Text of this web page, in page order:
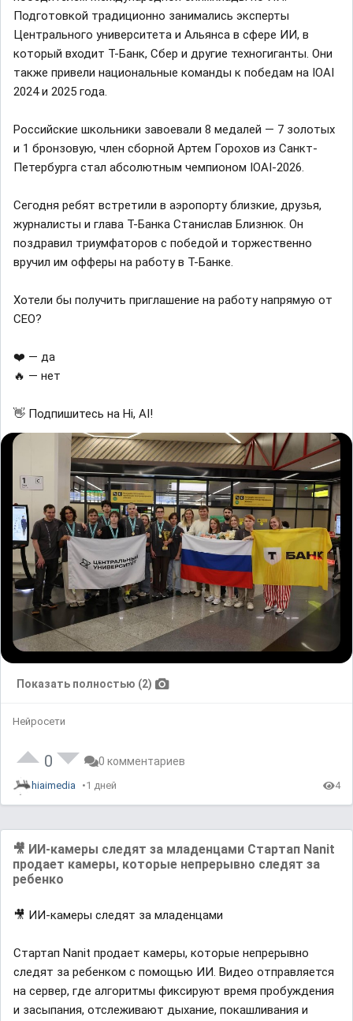
Подготовкой традиционно занимались эксперты
Центрального университета и Альянса в сфере ИИ, в
который входит Т-Банк, Сбер и другие техногиганты. Они
также привели национальные команды к победам на IOAI
2024 и 2025 года.
Российские школьники завоевали 8 медалей — 7 золотых
и 1 бронзовую, член сборной Артем Горохов из Санкт-
Петербурга стал абсолютным чемпионом IOAI-2026.
Сегодня ребят встретили в аэропорту близкие, друзья,
журналисты и глава Т-Банка Станислав Близнюк. Он
поздравил триумфаторов с победой и торжественно
вручил им офферы на работу в Т-Банке.
Хотели бы получить приглашение на работу напрямую от
CEO?
❤️ — да
🔥 — нет
👋 Подпишитесь на Hi, AI!
Показать полностью (2)
Нейросети
0 0 комментариев
hiaimedia 1 дней 4
🎥 ИИ-камеры следят за младенцами Стартап Nanit
продает камеры, которые непрерывно следят за
ребенко
🎥 ИИ-камеры следят за младенцами
Стартап Nanit продает камеры, которые непрерывно
следят за ребенком с помощью ИИ. Видео отправляется
на сервер, где алгоритмы фиксируют время пробуждения
и засыпания, отслеживают дыхание, покашливания и